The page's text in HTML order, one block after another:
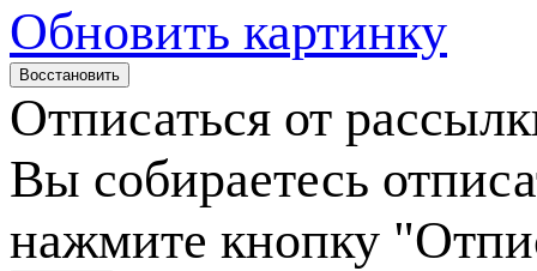
Обновить картинку
Отписаться от
Вы собираетесь
нажмите кнопку